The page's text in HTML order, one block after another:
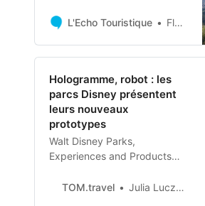
Manawa.com, sa spécialisée
L'Echo Touristique Florian De Paola
Hologramme, robot : les
parcs Disney présentent
leurs nouveaux
prototypes
Walt Disney Parks,
Experiences and Products
derniers prototypes
TOM.travel Julia Luczak-Rougeaux